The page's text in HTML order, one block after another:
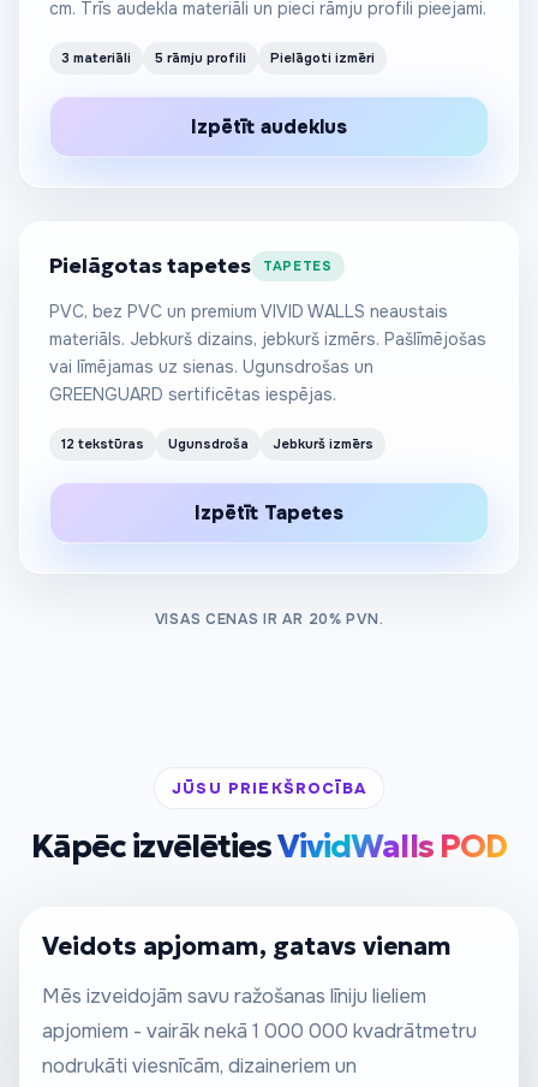
cm. Trīs audekla materiāli un pieci rāmju profili pieejami.
3 materiāli 5 rāmju profili Pielāgoti izmēri
Izpētīt audeklusNo €25
Pielāgotas tapetes TAPETES
PVC, bez PVC un premium VIVID WALLS neaustais
materiāls. Jebkurš dizains, jebkurš izmērs. Pašlīmējošas
vai līmējamas uz sienas. Ugunsdrošas un
GREENGUARD sertificētas iespējas.
12 tekstūras Ugunsdroša Jebkurš izmērs
Izpētīt Tapetes
VISAS CENAS IR AR 20% PVN.
JŪSU PRIEKŠROCĪBA
Kāpēc izvēlētiesVividWalls POD
Veidots apjomam, gatavs vienam
Mēs izveidojām savu ražošanas līniju lieliem
apjomiem - vairāk nekā 1 000 000 kvadrātmetru
nodrukāti viesnīcām, dizaineriem un